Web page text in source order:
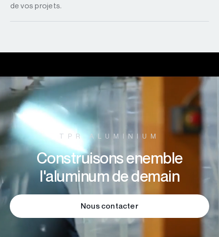
de vos projets.
TPR ALUMINIUM
Construisons enemble
l'aluminum de demain
Nous contacter